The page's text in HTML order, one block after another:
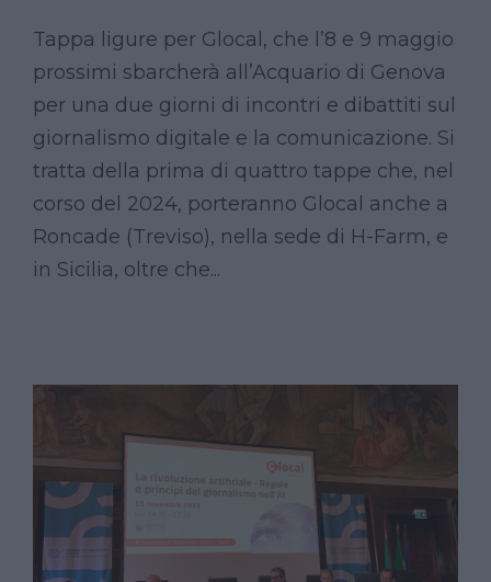
Tappa ligure per Glocal, che l’8 e 9 maggio
prossimi sbarcherà all’Acquario di Genova
per una due giorni di incontri e dibattiti sul
giornalismo digitale e la comunicazione. Si
tratta della prima di quattro tappe che, nel
corso del 2024, porteranno Glocal anche a
Roncade (Treviso), nella sede di H-Farm, e
in Sicilia, oltre che...